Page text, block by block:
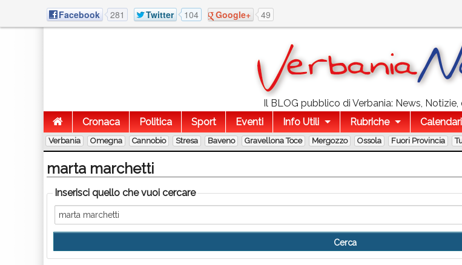
Facebook 281 Twitter 104 Google+ 49
Il BLOG pubblico di Verbania: News,
Cronaca
Politica Sport Eventi Info Utili Rubriche
Verbania Omegna Cannobio Stresa Baveno Gravellona Toce Mergozzo Ossola Fuori Provincia
marta marchetti
Inserisci quello che vuoi cercare